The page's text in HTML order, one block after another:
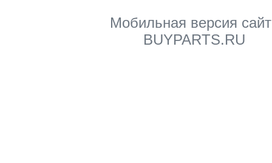
Мобильная версия
BUYPARTS.RU